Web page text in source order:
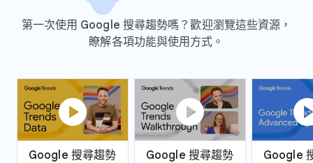
第一次使用 Google 搜尋趨勢嗎？歡迎瀏覽這些資源，
瞭解各項功能與使用方式。
play_circle
Google 搜尋趨勢
play_circle
Google 搜尋趨勢
Google